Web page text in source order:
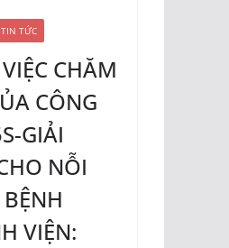
TIN TỨC
CHĂM
CÔNG
GIẢI
NỖI
VIỆN: